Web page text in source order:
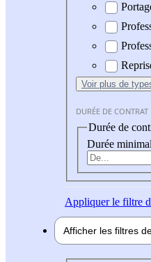
Voir plus de
DURÉE DE CONTRAT
Durée de
Durée
Appliquerle filtre
Afficher les filtres